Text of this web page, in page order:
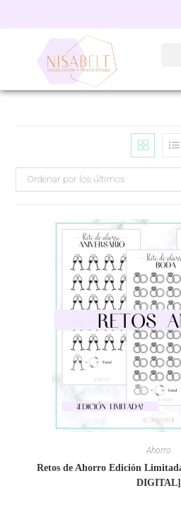
Ordenar por los últimos
Ahorro
Retos de Ahorro Edición
DIGITAL]